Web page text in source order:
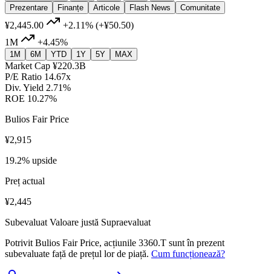
Prezentare
Finanțe Articole Flash News Comunitate
¥2,445.00 +2.11% (+¥50.50)
1M
+4.45%
1M 6M YTD 1Y 5Y MAX
Market Cap ¥220.3B
P/E Ratio 14.67x
Div. Yield 2.71%
ROE 10.27%
Bulios Fair Price
¥2,915
19.2% upside
Preț actual
¥2,445
Subevaluat Valoare justă Supraevaluat
Potrivit Bulios Fair Price, acțiunile 3360.T sunt în prezent
subevaluate față de prețul lor de piață. Cum funcționează?